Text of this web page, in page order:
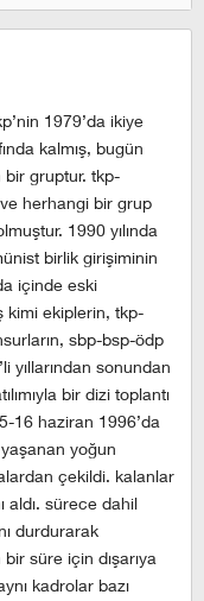
1979’da ikiye
kalmış, bugün
bir gruptur. tkp-
herhangi bir grup
1990 yılında
birlik girişiminin
içinde eski
kimi ekiplerin, tkp-
sbp-bsp-ödp
yıllarından sonundan
bir dizi toplantı
16 haziran 1996’da
yaşanan yoğun
çekildi. kalanlar
aldı. sürece dahil
durdurarak
süre için dışarıya
kadrolar bazı